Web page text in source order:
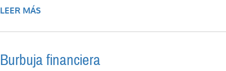
LEER MÁS
Burbuja financiera